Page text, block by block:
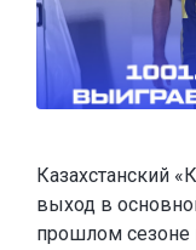
Казахстанский
выход в
прошлом сезоне